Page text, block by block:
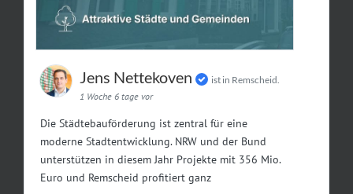
Jens Nettekoven
ist in Remscheid.
1 Woche 6 tage vor
Die Städtebauförderung ist zentral für eine
moderne Stadtentwicklung. NRW und der Bund
unterstützen in diesem Jahr Projekte mit 356 Mio.
Euro und Remscheid profitiert ganz